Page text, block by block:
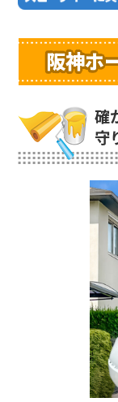
阪神ホ
確
守